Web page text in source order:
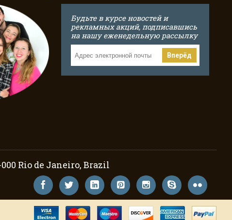
Будьте в курсе новостей и
рекламных акций, подписавшись
на нашу еженедельную рассылку
Вперёд
Rio de Janeiro, Brazil